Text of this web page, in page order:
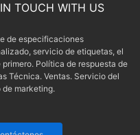
TOUCH WITH US
de especificaciones
servicio de etiquetas, el
primero. Política de respuesta de
Técnica. Ventas. Servicio del
de marketing.